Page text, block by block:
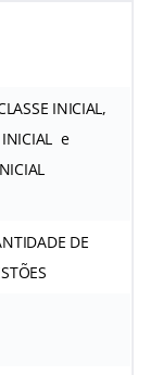
INICIAL,
INICIAL e
DE